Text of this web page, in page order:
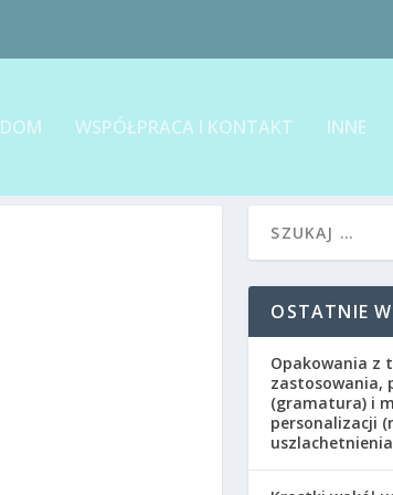
DOM WSPÓŁPRACA I KONTAKT INNE
OSTATNIE
Opakowania z
zastosowania,
(gramatura) i
personalizacji